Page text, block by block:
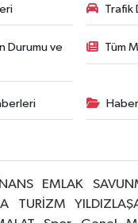
Trafik
Durumu ve
Tüm
EMLAK
TURİZM